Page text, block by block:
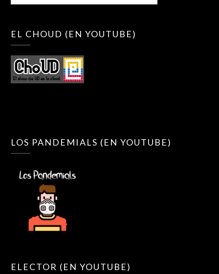
EL CHOUD (EN YOUTUBE)
LOS PANDEMIALS (EN YOUTUBE)
ELECTOR (EN YOUTUBE)